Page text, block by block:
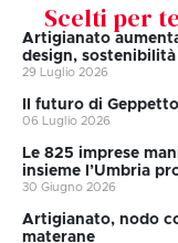
Scelti per te
Artigianato
design,
29 Luglio 2026
II futuro di
06 Luglio 2026
Le 825 imprese
insieme l’Umbria
30 Giugno 2026
Artigianato, nodo
materane